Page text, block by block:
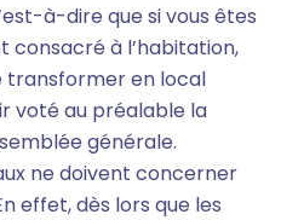
à-dire que si vous êtes
consacré à l’habitation,
transformer en local
voté au préalable la
générale.
ne doivent concerner
effet, dès lors que les